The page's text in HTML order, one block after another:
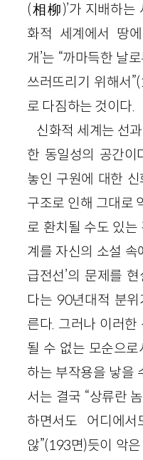
(相柳)’가 지배하는
화적 세계에서 땅
개’는 “까마득한 날
쓰러뜨리기 위해서
로 다짐하는 것이다.
신화적 세계는 선
한 동일성의 공간이
놓인 구원에 대한
구조로 인해 그대로
로 환치될 수도 있는
계를 자신의 소설 속
급전선’의 문제를
다는 90년대적 분
른다. 그러나 이러한
될 수 없는 모순으
하는 부작용을 낳을
서는 결국 “상류란
하면서도 어디에
않”(193면)듯이 악